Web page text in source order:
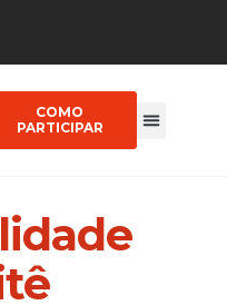
COMO
PARTICIPAR